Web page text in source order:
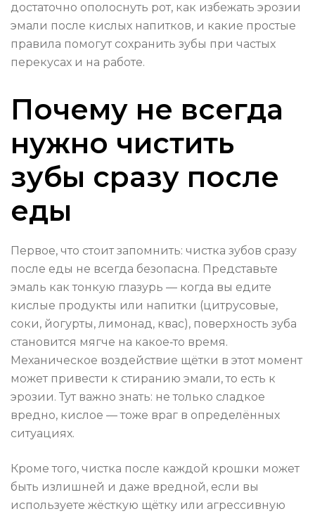
достаточно ополоснуть рот, как избежать эрозии
эмали после кислых напитков, и какие простые
правила помогут сохранить зубы при частых
перекусах и на работе.
Почему не всегда
нужно чистить
зубы сразу после
еды
Первое, что стоит запомнить: чистка зубов сразу
после еды не всегда безопасна. Представьте
эмаль как тонкую глазурь — когда вы едите
кислые продукты или напитки (цитрусовые,
соки, йогурты, лимонад, квас), поверхность зуба
становится мягче на какое‑то время.
Механическое воздействие щётки в этот момент
может привести к стиранию эмали, то есть к
эрозии. Тут важно знать: не только сладкое
вредно, кислое — тоже враг в определённых
ситуациях.
Кроме того, чистка после каждой крошки может
быть излишней и даже вредной, если вы
используете жёсткую щётку или агрессивную